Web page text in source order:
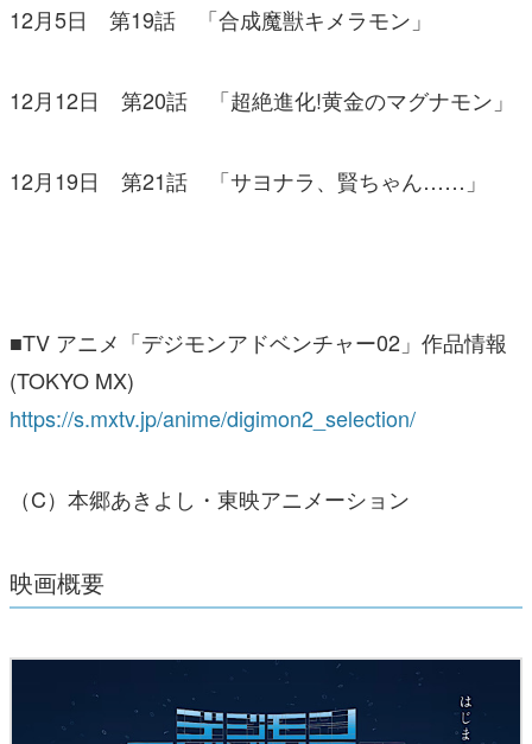
12月5日 第19話 「合成魔獣キメラモン」
12月12日 第20話 「超絶進化!黄金のマグナモン」
12月19日 第21話 「サヨナラ、賢ちゃん……」
■TV アニメ「デジモンアドベンチャー02」作品情報
(TOKYO MX)
https://s.mxtv.jp/anime/digimon2_selection/
（C）本郷あきよし・東映アニメーション
映画概要